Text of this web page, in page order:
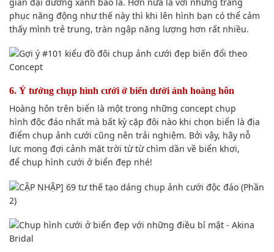
phục năng động như thế này thì khi lên hình bạn có thể cảm
thấy mình trẻ trung, tràn ngập năng lượng hơn rất nhiều.
6. Ý tưởng chụp hình cưới ở biển dưới ánh hoàng hôn
Hoàng hôn trên biển là một trong những concept chụp
hình độc đáo nhất mà bất kỳ cặp đôi nào khi chọn biển là địa
điểm chụp ảnh cưới cũng nên trải nghiệm. Bởi vậy, hãy nỗ
lực mong đợi cảnh mặt trời từ từ chìm dần về biển khơi,
để chụp hình cưới ở biển đẹp nhé!